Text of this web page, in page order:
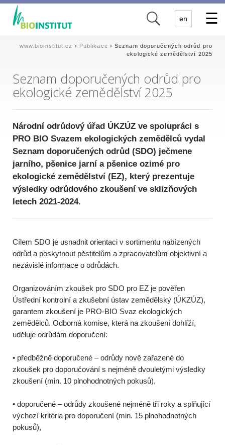
en
✕
www.bioinstitut.cz › Publikace › Seznam doporučených odrůd pro
ekologické zemědělství 2025
Seznam doporučených odrůd pro
ekologické zemědělství 2025
Národní odrůdový úřad ÚKZÚZ ve spolupráci s
PRO BIO Svazem ekologických zemědělců vydal
Seznam doporučených odrůd (SDO) ječmene
jarního, pšenice jarní a pšenice ozimé pro
ekologické zemědělství (EZ), který prezentuje
výsledky odrůdového zkoušení ve sklizňových
letech 2021-2024.
Cílem SDO je usnadnit orientaci v sortimentu nabízených
odrůd a poskytnout pěstitelům a zpracovatelům objektivní a
nezávislé informace o odrůdách.
Organizováním zkoušek pro SDO pro EZ je pověřen
Ústřední kontrolní a zkušební ústav zemědělský (ÚKZÚZ),
garantem zkoušení je PRO-BIO Svaz ekologických
zemědělců. Odborná komise, která na zkoušení dohlíží,
uděluje odrůdám doporučení:
• předběžně doporučené – odrůdy nově zařazené do
zkoušek pro doporučování s nejméně dvouletými výsledky
zkoušení (min. 10 plnohodnotných pokusů),
• doporučené – odrůdy zkoušené nejméně tři roky a splňující
výchozí kritéria pro doporučení (min. 15 plnohodnotných
pokusů),